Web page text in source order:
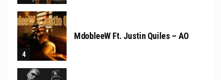
MdobleeW Ft. Justin Quiles – AO